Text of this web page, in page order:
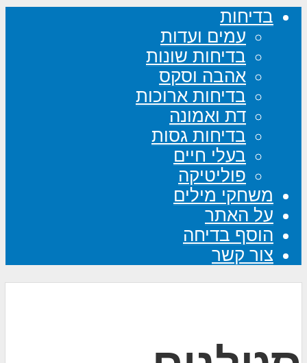
בדיחות
עמים ועדות
בדיחות שונות
אהבה וסקס
בדיחות ארוכות
דת ואמונה
בדיחות גסות
בעלי חיים
פוליטיקה
משחקי מילים
על האתר
הוסף בדיחה
צור קשר